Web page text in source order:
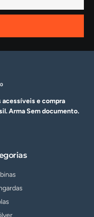
acessíveis e compra
ArmaSem documento.